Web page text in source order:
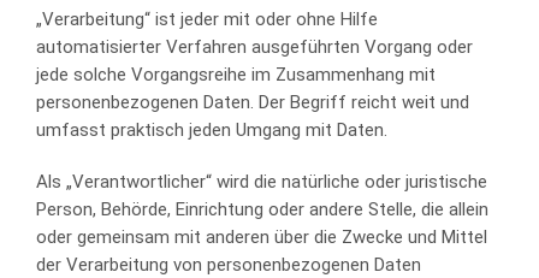
„Verarbeitung“ ist jeder mit oder ohne Hilfe
automatisierter Verfahren ausgeführten Vorgang oder
jede solche Vorgangsreihe im Zusammenhang mit
personenbezogenen Daten. Der Begriff reicht weit und
umfasst praktisch jeden Umgang mit Daten.
Als „Verantwortlicher“ wird die natürliche oder juristische
Person, Behörde, Einrichtung oder andere Stelle, die allein
oder gemeinsam mit anderen über die Zwecke und Mittel
der Verarbeitung von personenbezogenen Daten